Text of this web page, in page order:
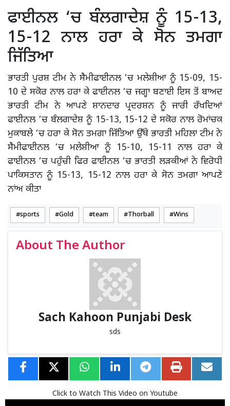
ਫਾਈਨਲ ‘ਚ ਬੰਲਗਾਦੇਸ਼ ਨੂੰ 15-13,
15-12 ਨਾਲ ਹਰਾ ਕੇ ਸੋਨ ਤਮਗਾ
ਜਿੱਤਿਆ
ਭਾਰਤੀ ਪੁਰਸ਼ ਟੀਮ ਨੇ ਸੈਮੀਫਾਈਨਲ ‘ਚ ਮਲੇਸ਼ੀਆ ਨੂੰ 15-09, 15-
10 ਦੇ ਸਕੋਰ ਨਾਲ ਹਰਾ ਕੇ ਫਾਈਨਲ ‘ਚ ਜਗ੍ਹਾ ਬਣਾਈ ਇਸ ਤੋਂ ਬਾਅਦ
ਭਾਰਤੀ ਟੀਮ ਨੇ ਆਪਣੇ ਸ਼ਾਨਦਾਰ ਪ੍ਰਦਰਸ਼ਨ ਨੂੰ ਜਾਰੀ ਰੱਖਦਿਆਂ
ਫਾਈਨਲ ‘ਚ ਬੰਲਗਾਦੇਸ਼ ਨੂੰ 15-13, 15-12 ਦੇ ਸਕੋਰ ਨਾਲ ਰੋਮਾਂਚਕ
ਮੁਕਾਬਲੇ ‘ਚ ਹਰਾ ਕੇ ਸੋਨ ਤਮਗਾ ਜਿੱਤਿਆ ਉੱਥੇ ਭਾਰਤੀ ਮਹਿਲਾ ਟੀਮ ਨੇ
ਸੈਮੀਫਾਈਨਲ ‘ਚ ਮਲੇਸ਼ੀਆ ਨੂੰ 15-10, 15-11 ਨਾਲ ਹਰਾ ਕੇ
ਫਾਈਨਲ ‘ਚ ਪਹੁੰਚੀ ਫਿਰ ਫਾਈਨਲ ‘ਚ ਭਾਰਤੀ ਲੜਕੀਆਂ ਨੇ ਵਿਰੋਧੀ
ਪਾਕਿਸਤਾਨ ਨੂੰ 15-13, 15-12 ਨਾਲ ਹਰਾ ਕੇ ਸੋਨ ਤਮਗਾ ਆਪਣੇ
ਨਾਂਅ ਕੀਤਾ
sports Gold team Thorball Wins
About The Author
Sach Kahoon Punjabi Desk
sds
Click to Watch This Video on Youtube